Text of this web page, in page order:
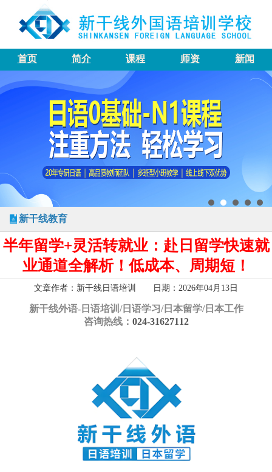
首页 简介 课程 师资 新闻
新干线教育
半年留学+灵活转就业：赴日留学快速就
业通道全解析！低成本、周期短！
文章作者：新干线日语培训 日期：2026年04月13日
新干线外语-日语培训/日语学习/日本留学/日本工作
咨询热线： 024-31627112